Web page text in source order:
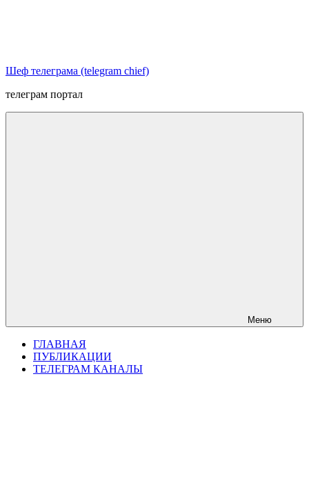
Шеф телеграма (telegram chief)
телеграм портал
Меню
ГЛАВНАЯ
ПУБЛИКАЦИИ
ТЕЛЕГРАМ КАНАЛЫ